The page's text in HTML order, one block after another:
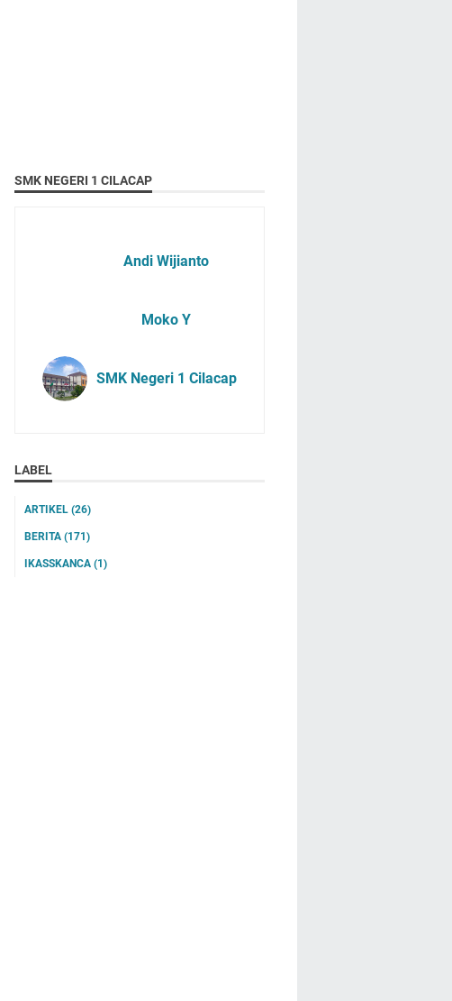
SMK NEGERI 1 CILACAP
Andi Wijianto
Moko Y
SMK Negeri 1 Cilacap
LABEL
ARTIKEL (26)
BERITA (171)
IKASSKANCA (1)